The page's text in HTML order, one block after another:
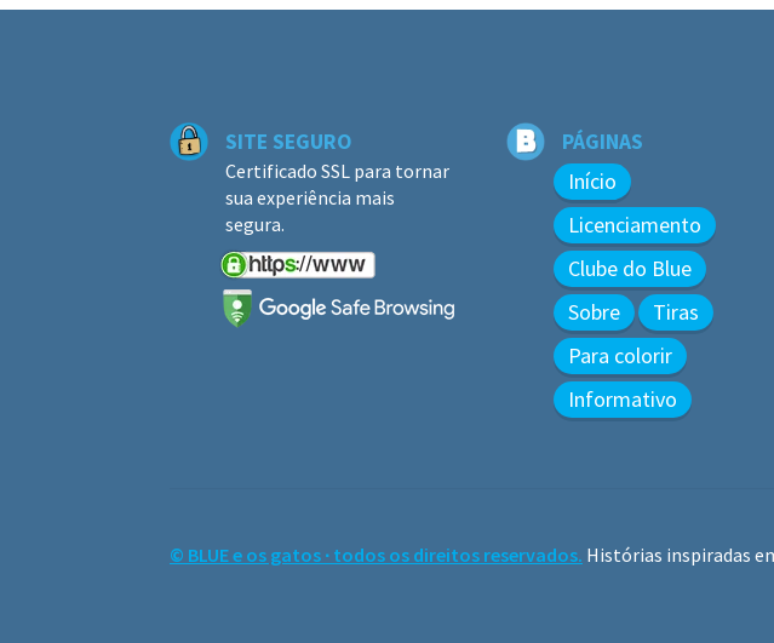
SITE SEGURO
Certificado SSL para tornar
sua experiência mais
segura.
PÁGINAS
Início
Licenciamento
Clube do Blue
Sobre
Tiras
Para colorir
Informativo
© BLUE e os gatos ∙ todos os direitos reservados. Histórias inspiradas